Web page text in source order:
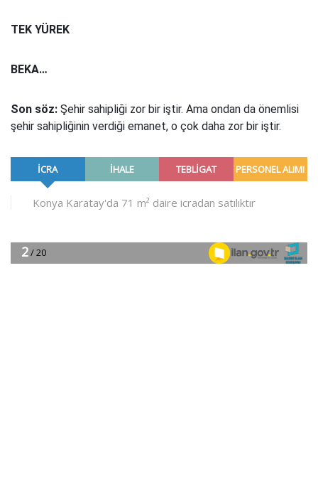
TEK YÜREK
BEKA…
Son söz: Şehir sahipliği zor bir iştir. Ama ondan da önemlisi
şehir sahipliğinin verdiği emanet, o çok daha zor bir iştir.